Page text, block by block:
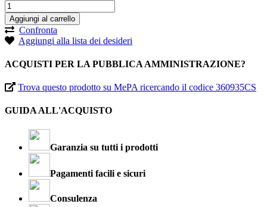
Aggiungi al carrello
Confronta
Aggiungi alla lista dei desideri
ACQUISTI PER LA PUBBLICA AMMINISTRAZIONE?
Trova questo prodotto su MePA ricercando il codice 360935CS
GUIDA ALL'ACQUISTO
Garanzia su tutti i prodotti
Pagamenti facili e sicuri
Consulenza